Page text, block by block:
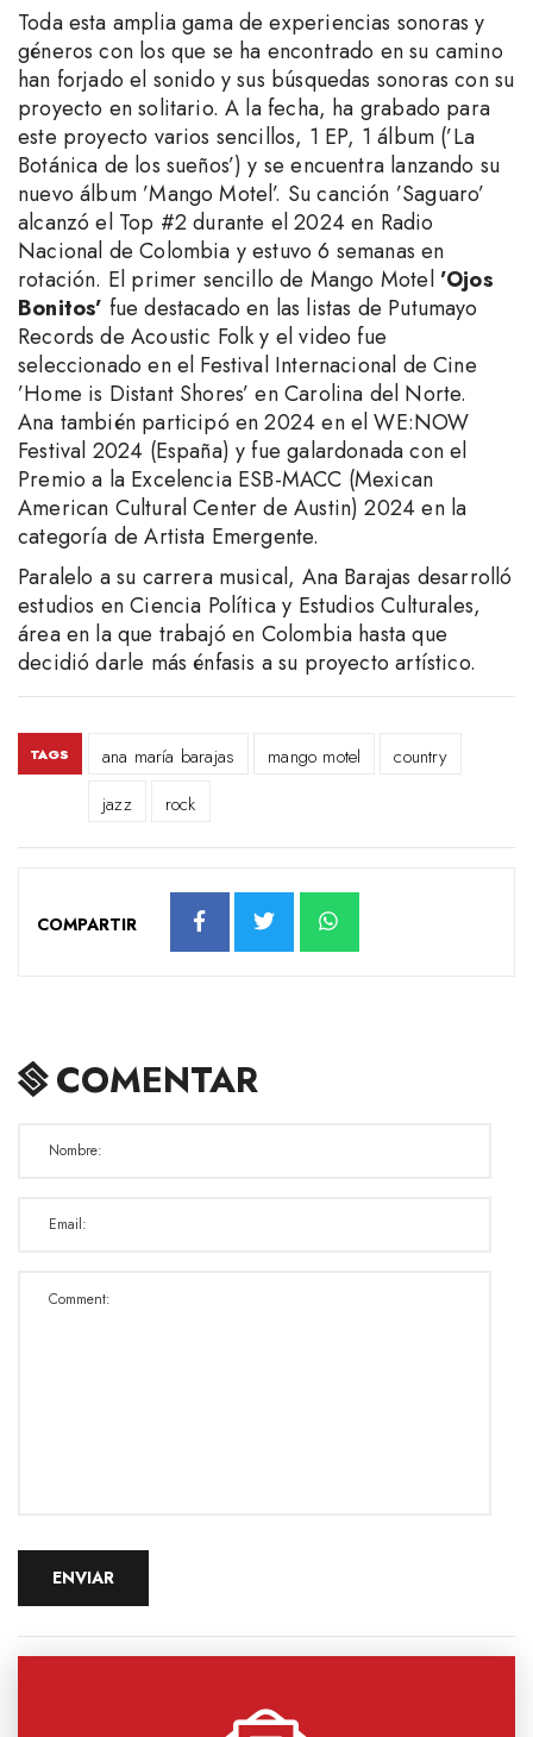
Toda esta amplia gama de experiencias sonoras y
géneros con los que se ha encontrado en su camino
han forjado el sonido y sus búsquedas sonoras con su
proyecto en solitario. A la fecha, ha grabado para
este proyecto varios sencillos, 1 EP, 1 álbum (’La
Botánica de los sueños’) y se encuentra lanzando su
nuevo álbum ’Mango Motel’. Su canción ’Saguaro’
alcanzó el Top #2 durante el 2024 en Radio
Nacional de Colombia y estuvo 6 semanas en
rotación. El primer sencillo de Mango Motel ’Ojos
Bonitos’ fue destacado en las listas de Putumayo
Records de Acoustic Folk y el video fue
seleccionado en el Festival Internacional de Cine
’Home is Distant Shores’ en Carolina del Norte.
Ana también participó en 2024 en el WE:NOW
Festival 2024 (España) y fue galardonada con el
Premio a la Excelencia ESB-MACC (Mexican
American Cultural Center de Austin) 2024 en la
categoría de Artista Emergente.
Paralelo a su carrera musical, Ana Barajas desarrolló
estudios en Ciencia Política y Estudios Culturales,
área en la que trabajó en Colombia hasta que
decidió darle más énfasis a su proyecto artístico.
TAGS ana maría barajas mango motel
country
jazz
rock
COMPARTIR
COMENTAR